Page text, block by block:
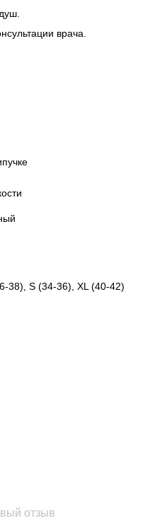
врача.
38), S (34-36), XL (40-42)
отзыв